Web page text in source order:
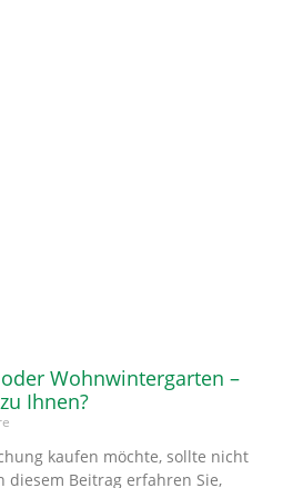
Wohnwintergarten –
Ihnen?
kaufen möchte, sollte nicht
diesem Beitrag erfahren Sie,